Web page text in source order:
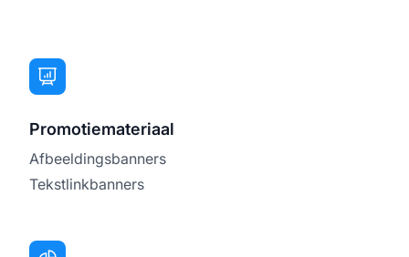
Promotiemateriaal
Afbeeldingsbanners
Tekstlinkbanners